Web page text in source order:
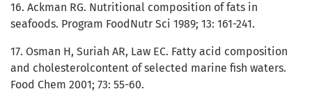
16. Ackman RG. Nutritional composition of fats in
seafoods. Program FoodNutr Sci 1989; 13: 161-241.
17. Osman H, Suriah AR, Law EC. Fatty acid composition
and cholesterolcontent of selected marine fish waters.
Food Chem 2001; 73: 55-60.